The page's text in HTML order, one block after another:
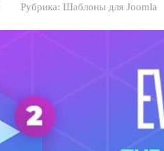
Рубрика: Шаблоны для Joomla